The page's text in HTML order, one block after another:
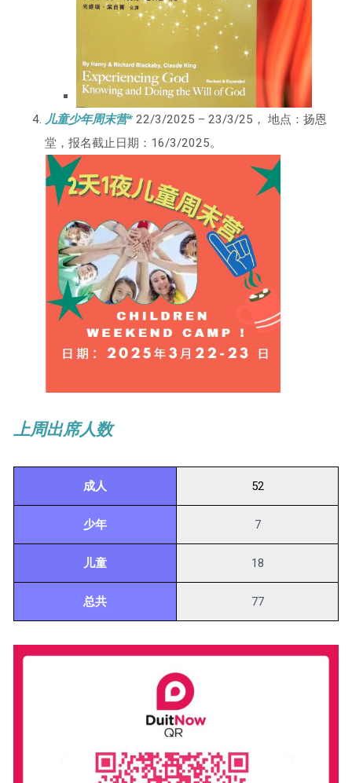
儿童少年周末营* 22/3/2025 – 23/3/25， 地点：扬恩
堂，报名截止日期：16/3/2025。
上周出席人数
成人 52
少年 7
儿童 18
总共 77